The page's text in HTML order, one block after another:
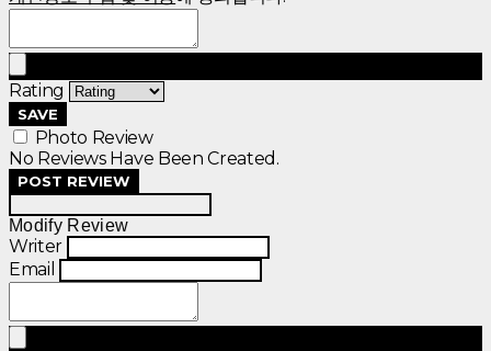
Rating
SAVE
Photo Review
No Reviews Have Been Created.
POST REVIEW
Modify Review
Writer
Email